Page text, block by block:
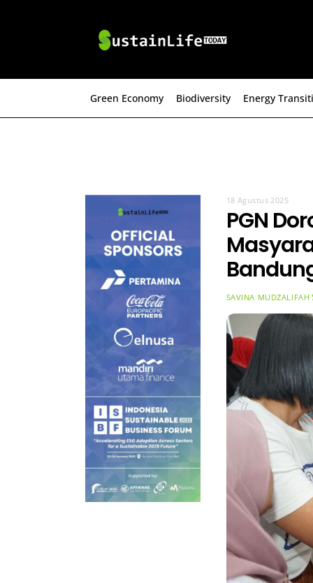
Green Economy Biodiversity Energy
18 Agustus 2025
PGN
SAVINA MUDZALIFAH